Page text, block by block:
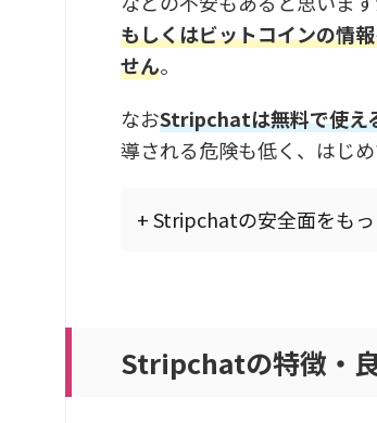
もしくはビットコインの情
せん。
なおStripchatは無料で使え
導される危険も低く、はじ
+ Stripchatの安全面をもっ
Stripchatの特徴・